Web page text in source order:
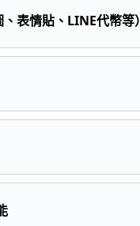
表情貼、LINE代幣等）